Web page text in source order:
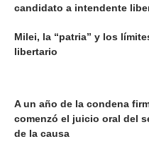
candidato a intendente
Milei, la “patria” y los
libertario
A un año de la condena
comenzó el juicio oral del
de la causa